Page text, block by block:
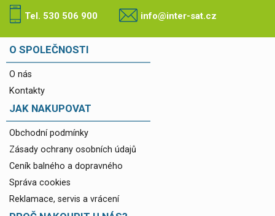
Tel. 530 506 900 info@inter-sat.cz
O SPOLEČNOSTI
O nás
Kontakty
JAK NAKUPOVAT
Obchodní podmínky
Zásady ochrany osobních údajů
Ceník balného a dopravného
Správa cookies
Reklamace, servis a vrácení